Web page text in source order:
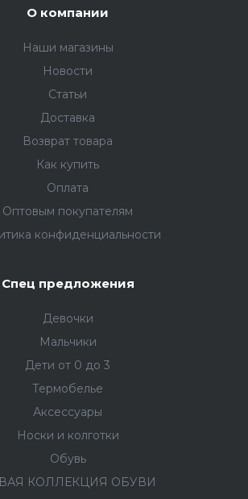
О компании
Наши магазины
Новости
Статьи
Доставка
Возврат товара
Как купить
Оплата
Оптовым покупателям
конфиденциальности
Спец предложения
Девочки
Мальчики
Дети от 0 до 3
Термобелье
Аксессуары
Носки и колготки
Обувь
КОЛЛЕКЦИЯ ОБУВИ